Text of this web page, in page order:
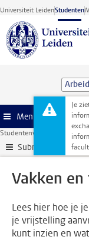
Ga direct naar de
Universiteit LeidenStudenten
Je
Menu
Studentenwebsite Je
Submenu
Vakken
Lees hier hoe je
je vrijstelling
kunt inzien en